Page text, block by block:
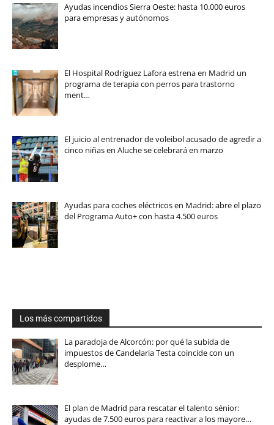
Ayudas incendios Sierra Oeste: hasta 10.000 euros
para empresas y autónomos
El Hospital Rodríguez Lafora estrena en Madrid un
programa de terapia con perros para trastorno
ment…
El juicio al entrenador de voleibol acusado de agredir a
cinco niñas en Aluche se celebrará en marzo
Ayudas para coches eléctricos en Madrid: abre el plazo
del Programa Auto+ con hasta 4.500 euros
Los más compartidos
La paradoja de Alcorcón: por qué la subida de
impuestos de Candelaria Testa coincide con un
desplome…
El plan de Madrid para rescatar el talento sénior:
ayudas de 7.500 euros para reactivar a los mayore…